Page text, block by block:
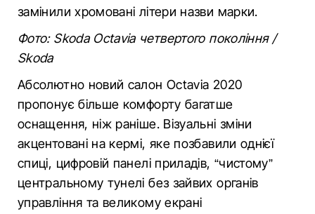
замінили хромовані літери назви марки.
Фото: Skoda Octavia четвертого покоління /
Skoda
Абсолютно новий салон Octavia 2020
пропонує більше комфорту багатше
оснащення, ніж раніше. Візуальні зміни
акцентовані на кермі, яке позбавили однієї
спиці, цифровій панелі приладів, “чистому”
центральному тунелі без зайвих органів
управління та великому екрані